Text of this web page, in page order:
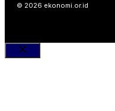
© 2026 ekonomi.or.id
Close